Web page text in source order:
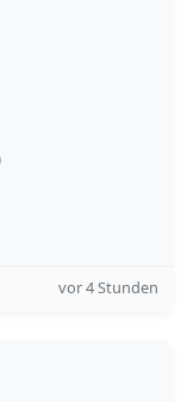
vor 4 Stunden